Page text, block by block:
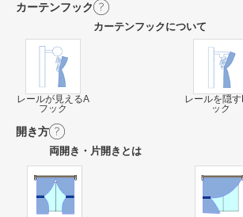
カーテンフック
カーテンフックについて
レールが見えるA
フック
レールを隠す
ック
開き方
両開き・片開きとは